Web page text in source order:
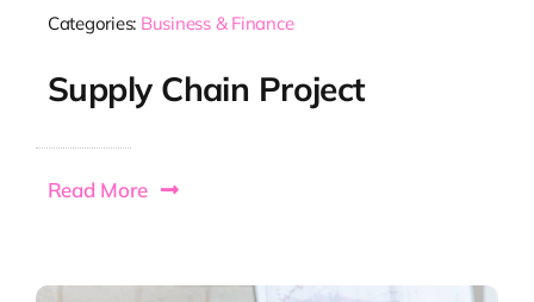
Categories: Business & Finance
Supply Chain Project
Read More